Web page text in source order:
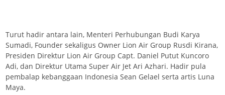
Turut hadir antara lain, Menteri Perhubungan Budi Karya
Sumadi, Founder sekaligus Owner Lion Air Group Rusdi Kirana,
Presiden Direktur Lion Air Group Capt. Daniel Putut Kuncoro
Adi, dan Direktur Utama Super Air Jet Ari Azhari. Hadir pula
pembalap kebanggaan Indonesia Sean Gelael serta artis Luna
Maya.